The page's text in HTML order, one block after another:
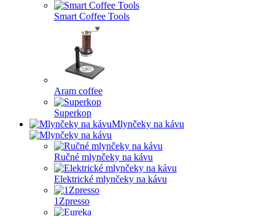
Smart Coffee Tools
Aram coffee
Superkop
Mlynčeky na kávu
Ručné mlynčeky na kávu
Elektrické mlynčeky na kávu
1Zpresso